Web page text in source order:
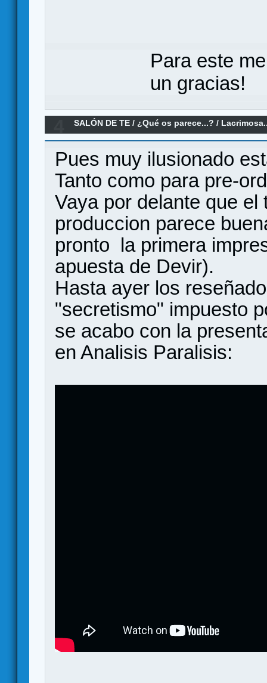
Para este
un gracias!
SALÓN DE TE / ¿Qué os parece...? /
Pues muy ilusionado
Tanto como para pre-
Vaya por delante que el
produccion parece
pronto la primera
apuesta de Devir).
Hasta ayer los
"secretismo" impuesto
se acabo con la
en Analisis Paralisis: